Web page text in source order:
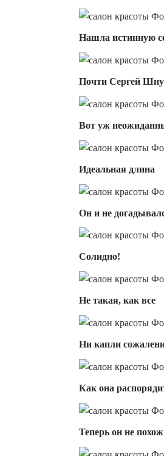
Нашла истинную
Почти Сергей
Вот уж
Идеальная длина
Он и не
Солидно!
Не такая, как все
Ни капли
Как она
Теперь он не